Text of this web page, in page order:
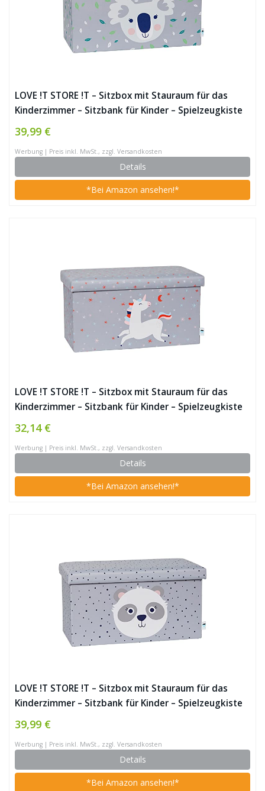
LOVE !T STORE !T – Sitzbox mit Stauraum für das
Kinderzimmer – Sitzbank für Kinder – Spielzeugkiste
Aufbewahrungsbox – 65x35x35cm – KOALA –
hellgrau/grün
39,99 €
Werbung | Preis inkl. MwSt., zzgl. Versandkosten
Details
*Bei Amazon ansehen!*
LOVE !T STORE !T – Sitzbox mit Stauraum für das
Kinderzimmer – Sitzbank für Kinder – Spielzeugkiste
Aufbewahrungsbox – 65x35x35cm – EINHORN –
hellgrau / rosa
32,14 €
Werbung | Preis inkl. MwSt., zzgl. Versandkosten
Details
*Bei Amazon ansehen!*
LOVE !T STORE !T – Sitzbox mit Stauraum für das
Kinderzimmer – Sitzbank für Kinder – Spielzeugkiste
Aufbewahrungsbox – 65x35x35cm – KOALA – hellgrau
/ grün
39,99 €
Werbung | Preis inkl. MwSt., zzgl. Versandkosten
Details
*Bei Amazon ansehen!*